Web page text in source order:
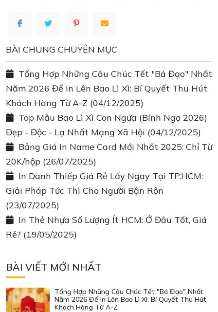
BÀI CHUNG CHUYÊN MỤC
Tổng Hợp Những Câu Chúc Tết "Bá Đạo" Nhất
Năm 2026 Để In Lên Bao Lì Xì: Bí Quyết Thu Hút
Khách Hàng Từ A-Z (04/12/2025)
Top Mẫu Bao Lì Xì Con Ngựa (Bính Ngọ 2026)
Đẹp - Độc - Lạ Nhất Mạng Xã Hội (04/12/2025)
Bảng Giá In Name Card Mới Nhất 2025: Chỉ Từ
20K/hộp (26/07/2025)
In Danh Thiếp Giá Rẻ Lấy Ngay Tại TP.HCM:
Giải Pháp Tức Thì Cho Người Bận Rộn
(23/07/2025)
In Thẻ Nhựa Số Lượng Ít HCM: Ở Đâu Tốt, Giá
Rẻ? (19/05/2025)
BÀI VIẾT MỚI NHẤT
Tổng Hợp Những Câu Chúc Tết "Bá Đạo" Nhất
Năm 2026 Để In Lên Bao Lì Xì: Bí Quyết Thu Hút
Khách Hàng Từ A-Z